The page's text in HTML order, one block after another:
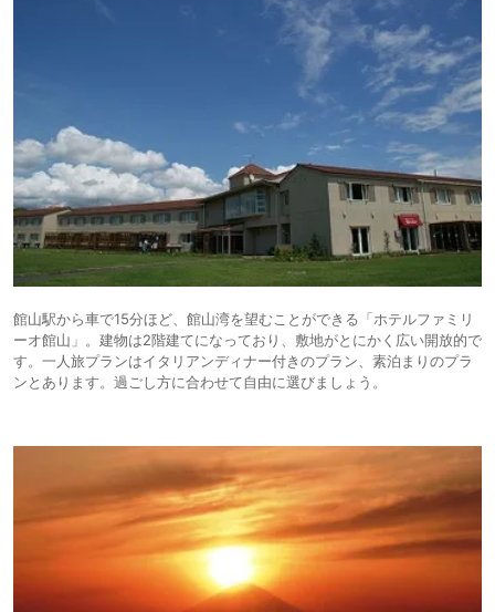
館山駅から車で15分ほど、館山湾を望むことができる「ホテルファミリ
ーオ館山」。建物は2階建てになっており、敷地がとにかく広い開放的で
す。一人旅プランはイタリアンディナー付きのプラン、素泊まりのプラ
ンとあります。過ごし方に合わせて自由に選びましょう。